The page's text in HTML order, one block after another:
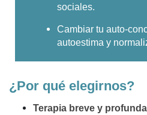
sociales.
Cambiar tu auto-
autoestima y
¿Por qué elegirnos?
Terapia breve y